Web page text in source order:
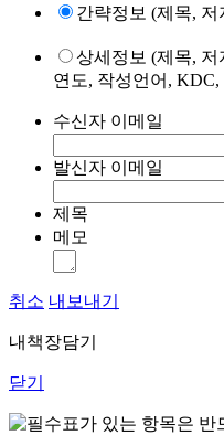
간략정보 (제목, 저
상세정보 (제목, 저
연도, 작성언어,
수신자 이메일
발신자 이메일
제목
메모
취소 내보내기
내책장담기
닫기
표가 있는 항목은 반